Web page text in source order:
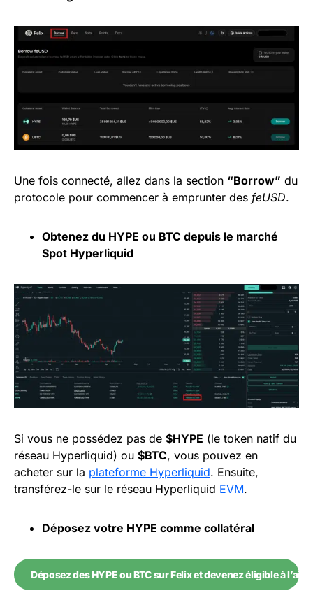
Une fois connecté, allez dans la section “Borrow” du
protocole pour commencer à emprunter des feUSD.
Obtenez du HYPE ou BTC depuis le marché
Spot Hyperliquid
Si vous ne possédez pas de $HYPE (le token natif du
réseau Hyperliquid) ou $BTC, vous pouvez en
acheter sur la plateforme Hyperliquid. Ensuite,
transférez-le sur le réseau Hyperliquid EVM.
Déposez votre HYPE comme collatéral
Déposez des HYPE ou BTC sur Felix et devenez éligible à